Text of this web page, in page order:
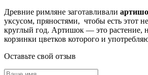
Древние римляне заготавливали
уксусом, пряностями, чтобы есть этот
круглый год. Артишок — это растение,
корзинки цветков которого и
Оставьте свой отзыв